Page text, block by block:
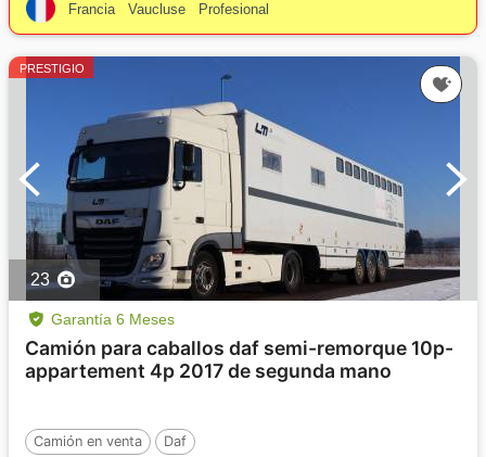
Francia Vaucluse Profesional
PRESTIGIO
23
Garantía 6 Meses
Camión para caballos daf semi-remorque 10p-
appartement 4p 2017 de segunda mano
Camión en venta
Daf